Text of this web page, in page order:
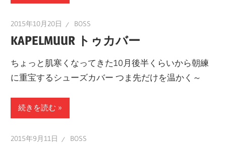
2015年10月20日 BOSS
KAPELMUUR トゥカバー
ちょっと肌寒くなってきた10月後半くらいから朝練
に重宝するシューズカバー つま先だけを温かく～
続きを読む
2015年9月11日 BOSS